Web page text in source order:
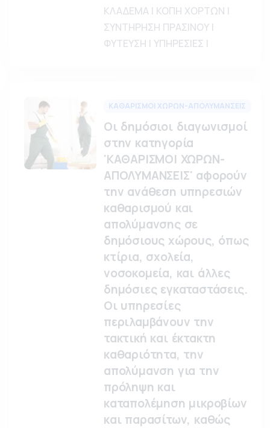
ΚΛΑΔΕΜΑ | ΚΟΠΗ ΧΟΡΤΩΝ |
ΣΥΝΤΗΡΗΣΗ ΠΡΑΣΙΝΟΥ |
ΦΥΤΕΥΣΗ | ΥΠΗΡΕΣΙΕΣ |
ΚΑΘΑΡΙΣΜΟΙ ΧΩΡΩΝ-ΑΠΟΛΥΜΑΝΣΕΙΣ
Οι δημόσιοι διαγωνισμοί
στην κατηγορία
'ΚΑΘΑΡΙΣΜΟΙ ΧΩΡΩΝ-
ΑΠΟΛΥΜΑΝΣΕΙΣ' αφορούν
την ανάθεση υπηρεσιών
καθαρισμού και
απολύμανσης σε
δημόσιους χώρους, όπως
κτίρια, σχολεία,
νοσοκομεία, και άλλες
δημόσιες εγκαταστάσεις.
Οι υπηρεσίες
περιλαμβάνουν την
τακτική και έκτακτη
καθαριότητα, την
απολύμανση για την
πρόληψη και
καταπολέμηση μικροβίων
και παρασίτων, καθώς